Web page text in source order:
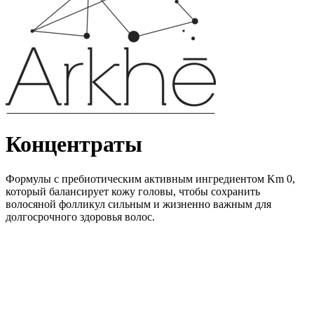
Концентраты
Формулы с пребиотическим активным ингредиентом Km 0,
который балансирует кожу головы, чтобы сохранить
волосяной фолликул сильным и жизненно важным для
долгосрочного здоровья волос.